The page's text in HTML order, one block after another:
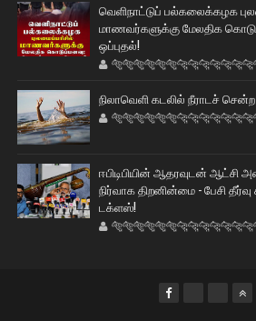
வெளிநாட்டுப் பல்கலைக்கழக
மாணவர்களுக்கு மேலதிக
ஒப்புதல்!
நிலாவெளி கடலில் நீராடச்
ஈபிடிபியின் ஆதரவுடன் ஆட்சி
நிர்வாக திறனின்மை - பேசி
டக்ளஸ்!